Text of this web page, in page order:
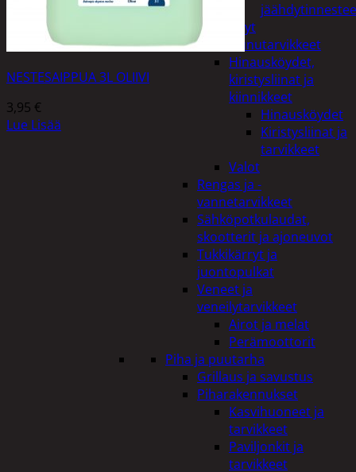
Öljyt
Perävaunutarvikkeet
Hinausköydet,
kiristysliinat ja
kiinnikkeet
Hinausköydet
Kiristysliinat ja
tarvikkeet
Valot
Rengas ja -
vannetarvikkeet
Sähköpotkulaudat,
skootterit ja ajoneuvot
Tukkikärryt ja
juontopulkat
Veneet ja
veneilytarvikkeet
Airot ja melat
Perämoottorit
Piha ja puutarha
Grillaus ja savustus
Piharakennukset
Kasvihuoneet ja
tarvikkeet
Paviljonkit ja
tarvikkeet
NESTESAIPPUA 3L OLIIVI
3,95 €
Lue Lisää